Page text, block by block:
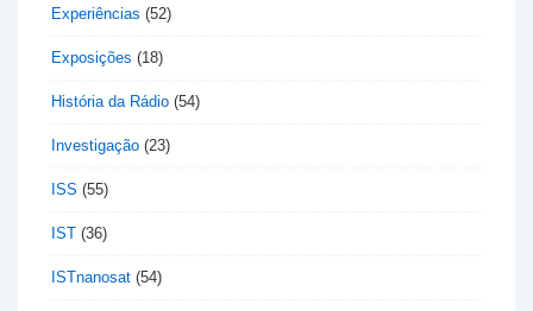
Experiências (52)
Exposições (18)
História da Rádio (54)
Investigação (23)
ISS (55)
IST (36)
ISTnanosat (54)